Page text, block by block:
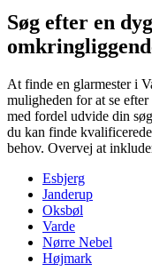
Søg efter en
At finde en glarmester i
muligheden for at se
med fordel udvide din
du kan finde
behov. Overvej at
Esbjerg
Janderup
Oksbøl
Varde
Nørre Nebel
Højmark